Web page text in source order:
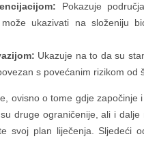
Pokazuje
ukazivati na složeniju
Ukazuje na to da su
s povećanim rizikom od
ovisno o tome gdje započinje
druge ograničenije, ali i
svoj plan liječenja. Sljedeći